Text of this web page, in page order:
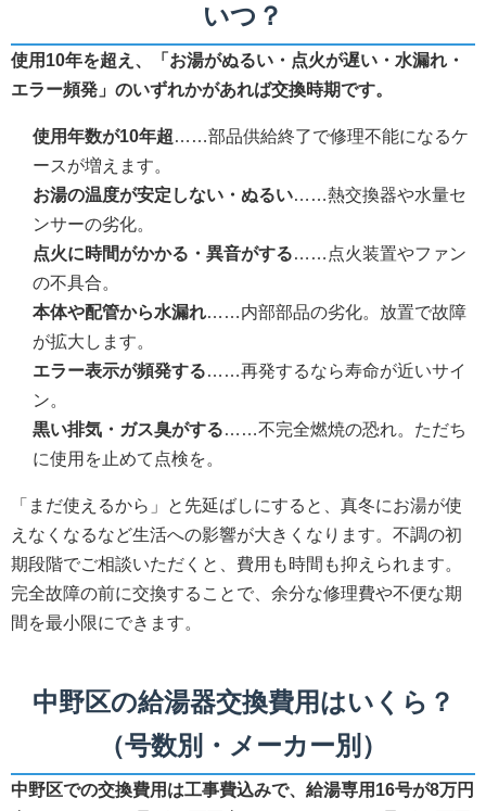
いつ？
使用10年を超え、「お湯がぬるい・点火が遅い・水漏れ・
エラー頻発」のいずれかがあれば交換時期です。
使用年数が10年超……部品供給終了で修理不能になるケ
ースが増えます。
お湯の温度が安定しない・ぬるい……熱交換器や水量セ
ンサーの劣化。
点火に時間がかかる・異音がする……点火装置やファン
の不具合。
本体や配管から水漏れ……内部部品の劣化。放置で故障
が拡大します。
エラー表示が頻発する……再発するなら寿命が近いサイ
ン。
黒い排気・ガス臭がする……不完全燃焼の恐れ。ただち
に使用を止めて点検を。
「まだ使えるから」と先延ばしにすると、真冬にお湯が使
えなくなるなど生活への影響が大きくなります。不調の初
期段階でご相談いただくと、費用も時間も抑えられます。
完全故障の前に交換することで、余分な修理費や不便な期
間を最小限にできます。
中野区の給湯器交換費用はいくら？
（号数別・メーカー別）
中野区での交換費用は工事費込みで、給湯専用16号が8万円